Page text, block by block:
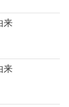
来
来